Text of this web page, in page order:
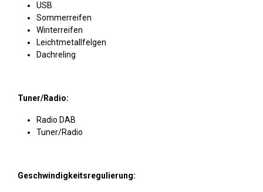
USB
Sommerreifen
Winterreifen
Leichtmetallfelgen
Dachreling
Tuner/Radio:
Radio DAB
Tuner/Radio
Geschwindigkeitsregulierung: